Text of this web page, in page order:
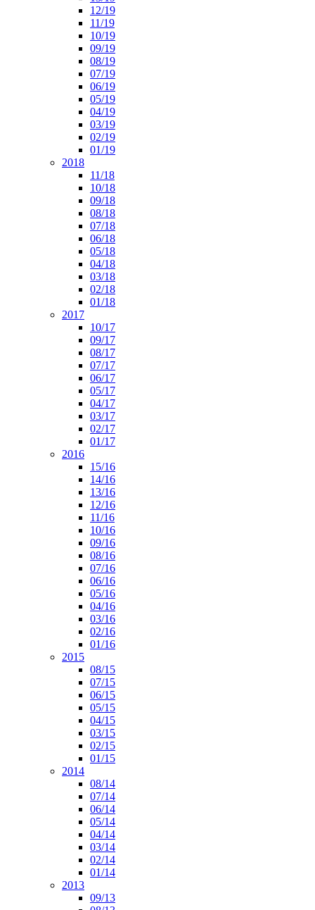
12/19
11/19
10/19
09/19
08/19
07/19
06/19
05/19
04/19
03/19
02/19
01/19
2018
11/18
10/18
09/18
08/18
07/18
06/18
05/18
04/18
03/18
02/18
01/18
2017
10/17
09/17
08/17
07/17
06/17
05/17
04/17
03/17
02/17
01/17
2016
15/16
14/16
13/16
12/16
11/16
10/16
09/16
08/16
07/16
06/16
05/16
04/16
03/16
02/16
01/16
2015
08/15
07/15
06/15
05/15
04/15
03/15
02/15
01/15
2014
08/14
07/14
06/14
05/14
04/14
03/14
02/14
01/14
2013
09/13